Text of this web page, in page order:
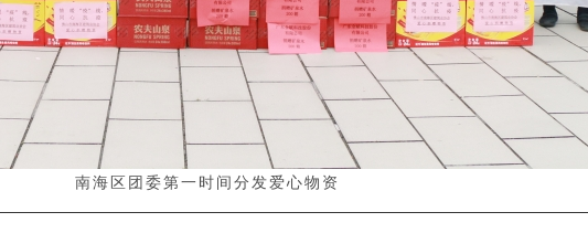
南海区团委第一时间分发爱心物资